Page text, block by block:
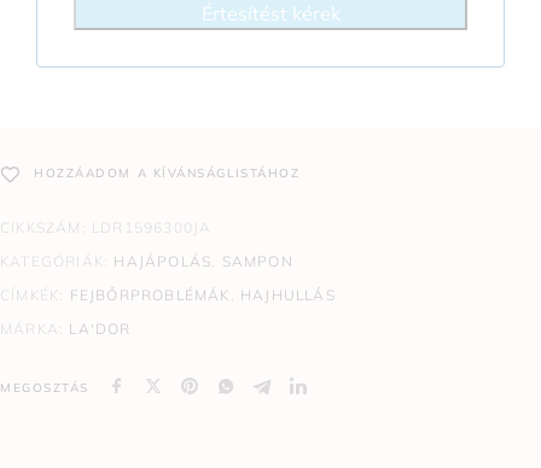
Értesítést kérek
HOZZÁADOM A KÍVÁNSÁGLISTÁHOZ
CIKKSZÁM: LDR1596300JA
KATEGÓRIÁK: HAJÁPOLÁS, SAMPON
CÍMKÉK: FEJBŐRPROBLÉMÁK , HAJHULLÁS
MÁRKA: LA'DOR
MEGOSZTÁS